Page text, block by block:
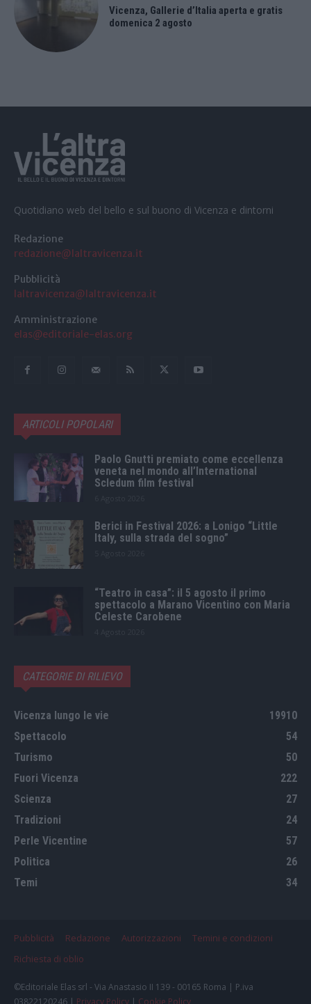
Vicenza, Gallerie d’Italia aperta e gratis
domenica 2 agosto
Quotidiano web del bello e sul buono di Vicenza e dintorni
Redazione
redazione@laltravicenza.it
Pubblicità
laltravicenza@laltravicenza.it
Amministrazione
elas@editoriale-elas.org
ARTICOLI POPOLARI
Paolo Gnutti premiato come eccellenza
veneta nel mondo all’International
Scledum film festival
Berici in Festival 2026: a Lonigo “Little
Italy, sulla strada del sogno”
“Teatro in casa”: il 5 agosto il primo
spettacolo a Marano Vicentino con Maria
Celeste Carobene
CATEGORIE DI RILIEVO
Vicenza lungo le vie
19910
Spettacolo
54
Turismo
50
Fuori Vicenza
222
Scienza
27
Tradizioni
24
Perle Vicentine
57
Politica
26
Temi
34
Pubblicità Redazione Autorizzazioni
Temini e condizioni
Richiesta di oblio
©Editoriale Elas srl - Via Anastasio II 139 - 00165 Roma | P.iva